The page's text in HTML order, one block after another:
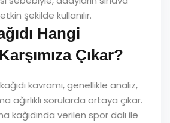
şekilde kullanılır.
Hangi
Çıkar?
kavramı, genellikle analiz,
ağırlıklı sorularda ortaya çıkar.
kağıdında verilen spor dalı ile